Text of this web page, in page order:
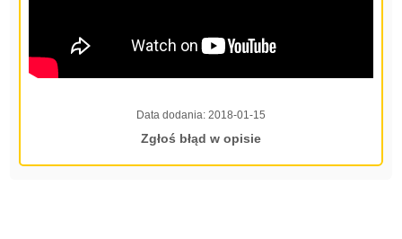
Data dodania: 2018-01-15
Zgłoś błąd w opisie